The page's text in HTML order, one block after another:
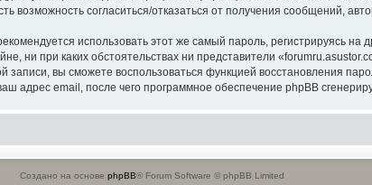
возможность согласиться/отказаться от получения сообщений,
использовать этот же самый пароль, регистрируясь на
ни при каких обстоятельствах ни представители
вы сможете воспользоваться функцией восстановления
адрес email, после чего программное обеспечение phpBB
Создано на основе phpBB® Forum Software © phpBB Limited